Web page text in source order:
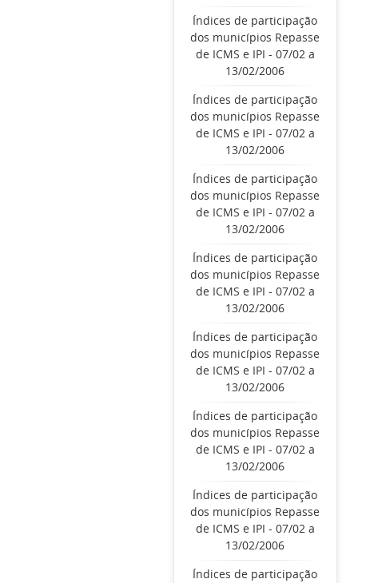
Índices de participação
dos municípios Repasse
de ICMS e IPI - 07/02 a
13/02/2006
Índices de participação
dos municípios Repasse
de ICMS e IPI - 07/02 a
13/02/2006
Índices de participação
dos municípios Repasse
de ICMS e IPI - 07/02 a
13/02/2006
Índices de participação
dos municípios Repasse
de ICMS e IPI - 07/02 a
13/02/2006
Índices de participação
dos municípios Repasse
de ICMS e IPI - 07/02 a
13/02/2006
Índices de participação
dos municípios Repasse
de ICMS e IPI - 07/02 a
13/02/2006
Índices de participação
dos municípios Repasse
de ICMS e IPI - 07/02 a
13/02/2006
Índices de participação